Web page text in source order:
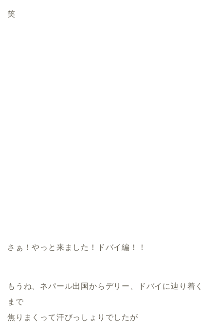
笑
さぁ！やっと来ました！ドバイ編！！
もうね、ネパール出国からデリー、ドバイに辿り着く
まで
焦りまくって汗びっしょりでしたが